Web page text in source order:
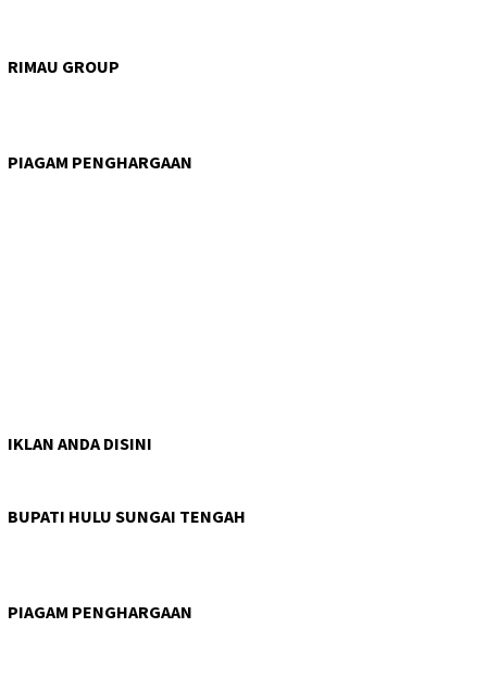
RIMAU GROUP
PIAGAM PENGHARGAAN
IKLAN ANDA DISINI
BUPATI HULU SUNGAI TENGAH
PIAGAM PENGHARGAAN